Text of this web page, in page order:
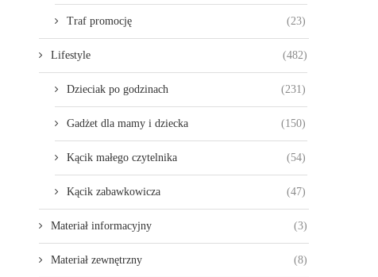
Traf promocję (23)
Lifestyle (482)
Dzieciak po godzinach (231)
Gadżet dla mamy i dziecka (150)
Kącik małego czytelnika (54)
Kącik zabawkowicza (47)
Materiał informacyjny (3)
Materiał zewnętrzny (8)